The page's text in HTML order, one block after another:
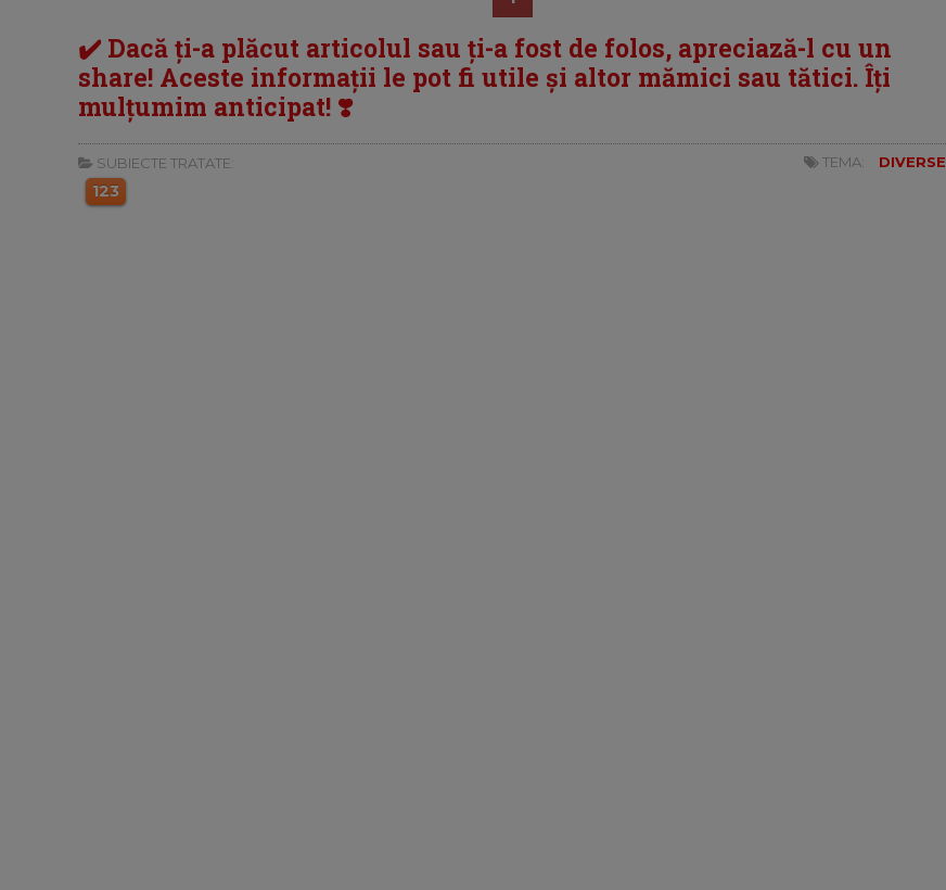
✔️ Dacă ți-a plăcut articolul sau ți-a fost de folos, apreciază-l cu un
share! Aceste informații le pot fi utile și altor mămici sau tătici. Îți
mulțumim anticipat! ❣️
SUBIECTE TRATATE:
123
TEMA: DIVERSE